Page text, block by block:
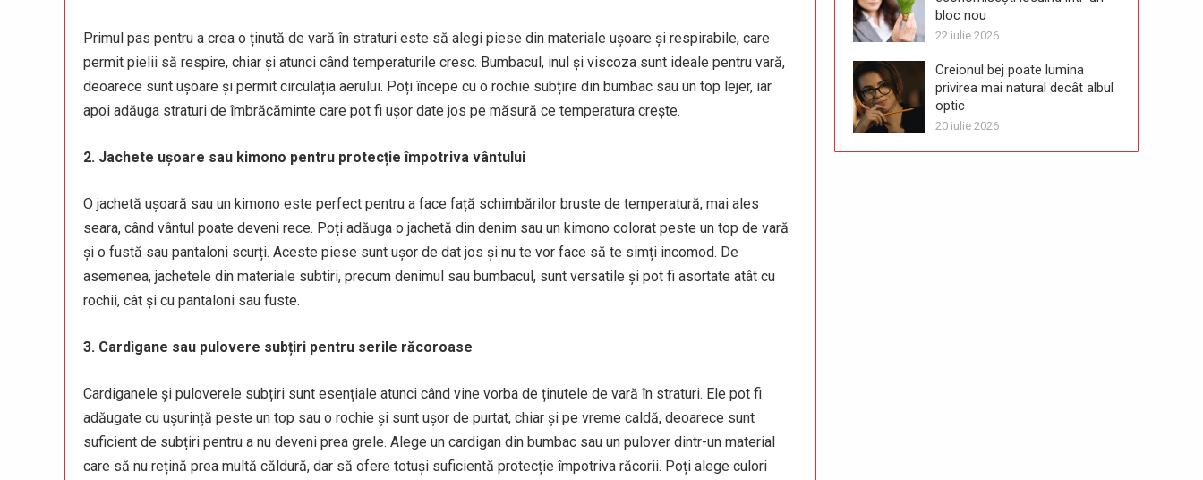
Primul pas pentru a crea o ținută de vară în straturi este să alegi piese din materiale ușoare și respirabile, care
permit pielii să respire, chiar și atunci când temperaturile cresc. Bumbacul, inul și viscoza sunt ideale pentru vară,
deoarece sunt ușoare și permit circulația aerului. Poți începe cu o rochie subțire din bumbac sau un top lejer, iar
apoi adăuga straturi de îmbrăcăminte care pot fi ușor date jos pe măsură ce temperatura crește.
2. Jachete ușoare sau kimono pentru protecție împotriva vântului
O jachetă ușoară sau un kimono este perfect pentru a face față schimbărilor bruste de temperatură, mai ales
seara, când vântul poate deveni rece. Poți adăuga o jachetă din denim sau un kimono colorat peste un top de vară
și o fustă sau pantaloni scurți. Aceste piese sunt ușor de dat jos și nu te vor face să te simți incomod. De
asemenea, jachetele din materiale subtiri, precum denimul sau bumbacul, sunt versatile și pot fi asortate atât cu
rochii, cât și cu pantaloni sau fuste.
3. Cardigane sau pulovere subțiri pentru serile răcoroase
Cardiganele și puloverele subțiri sunt esențiale atunci când vine vorba de ținutele de vară în straturi. Ele pot fi
adăugate cu ușurință peste un top sau o rochie și sunt ușor de purtat, chiar și pe vreme caldă, deoarece sunt
suficient de subțiri pentru a nu deveni prea grele. Alege un cardigan din bumbac sau un pulover dintr-un material
care să nu rețină prea multă căldură, dar să ofere totuși suficientă protecție împotriva răcorii. Poți alege culori
bloc nou
22 iulie 2026
Creionul bej poate lumina
privirea mai natural decât albul
optic
20 iulie 2026